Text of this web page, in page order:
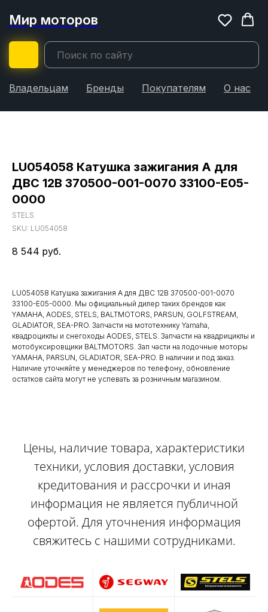
Мир моторов
Владельцам Бренды Покупателям О нас
LU054058 Катушка зажигания А для
ДВС 12В 370500-001-0070 33100-E05-
0000
STELS
SKU: LU054058
8 544 руб.
LU054058 Катушка зажигания А для ДВС 12В 370500-001-0070
33100-E05-0000. Мы официальный дилер таких брендов как
YAMAHA, AODES, STELS, BALTMOTORS, PARSUN, GOLFSTREAM,
GLADIATOR, SEA-PRO. Запчасти на мототехнику Yamaha,
квадроциклы и снегоходы AODES, STELS. Запчасти на квадрициклы и
мотобуксировщики BALTMOTORS. Зап части на лодочные моторы
YAMAHA, PARSUN, GLADIATOR, SEA-PRO. В наличии и под заказ.
Наличие уточняйте у менеджеров по телефону, обновление
остатков сайта могут не успевать за розничным магазином.
Цены, наличие товара, характеристики
техники, условия доставки, условия
кредитования и рассрочки и иная
информация не является публичной
офертой. Для уточнения информация
свяжитесь с нашими сотрудниками.